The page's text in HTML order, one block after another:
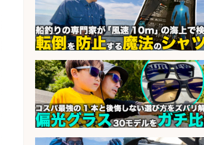
会社名 株式会社ホットスタッフ鹿児島
sponsored by 求人ボックス
日払いOKで即日収入/製造スタッフ/
「広島市佐伯区」お魚のパック詰め
や品出し業務/広島市佐伯区内/「時
給1,200円」日払い可/残業少なめ×
週4日〜OK×車通勤OK
会社名 株式会社ホットスタッフ五日市